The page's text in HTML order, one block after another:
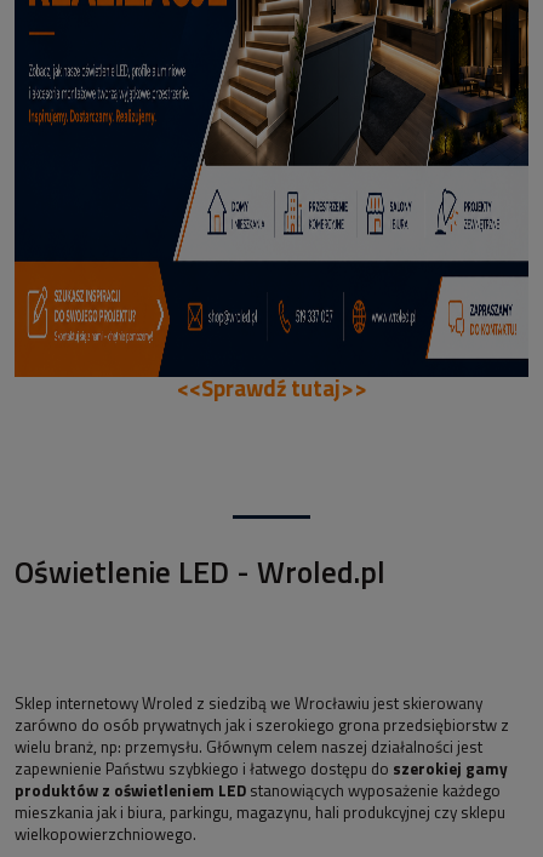
114,50 zł
DODAJ DO KOSZYKA
<<Sprawdź tutaj>>
Oświetlenie LED - Wroled.pl
Sklep internetowy Wroled z siedzibą we Wrocławiu jest skierowany
zarówno do osób prywatnych jak i szerokiego grona przedsiębiorstw z
wielu branż, np: przemysłu. Głównym celem naszej działalności jest
zapewnienie Państwu szybkiego i łatwego dostępu do szerokiej gamy
produktów z oświetleniem LED stanowiących wyposażenie każdego
mieszkania jak i biura, parkingu, magazynu, hali produkcyjnej czy sklepu
wielkopowierzchniowego.